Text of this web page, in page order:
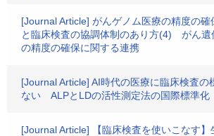
[Journal Article] がんゲノム医療の精度の確
と臨床検査の協調体制のあり方(4) がん遺
の精度の確保に関する連携
[Journal Article] AI時代の医療に臨床検査の
ない ALPとLDの活性測定法の国際標準化
[Journal Article] 【臨床検査を使いこなす